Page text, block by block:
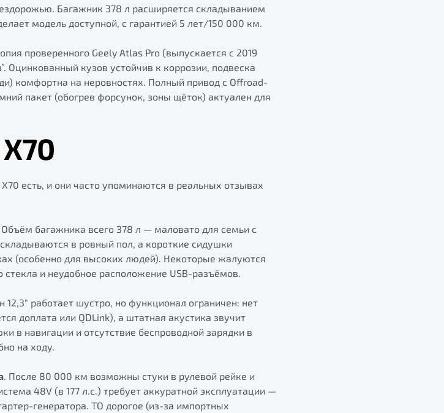
Багажник 378 л расширяется складыванием
модель доступной, с гарантией 5 лет/150 000 км.
проверенного Geely Atlas Pro (выпускается с 2019
Оцинкованный кузов устойчив к коррозии, подвеска
комфортна на неровностях. Полный привод с Offroad-
пакет (обогрев форсунок, зоны щёток) актуален для
есть, и они часто упоминаются в реальных отзывах
. Объём багажника всего 378 л — маловато для семьи с
в ровный пол, а короткие сидушки
(особенно для высоких людей). Некоторые жалуются
стекла и неудобное расположение USB-разъёмов.
12,3" работает шустро, но функционал ограничен: нет
доплата или QDLink), а штатная акустика звучит
в навигации и отсутствие беспроводной зарядки в
на ходу.
. После 80 000 км возможны стуки в рулевой рейке и
48V (в 177 л.с.) требует аккуратной эксплуатации —
генератора. ТО дорогое (из-за импортных